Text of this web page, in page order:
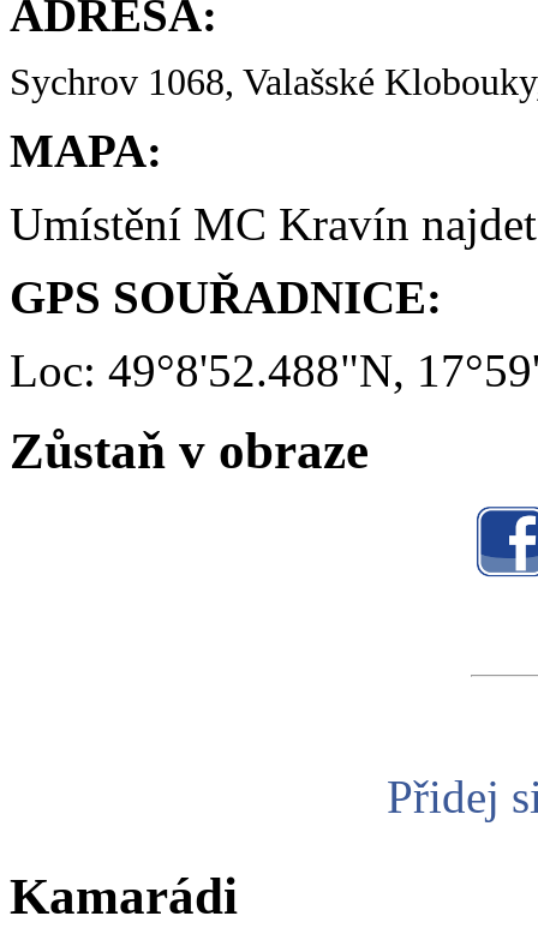
ADRESA:
Sychrov 1068, Valašské
MAPA:
Umístění MC Kravín
GPS SOUŘADNICE:
Loc: 49°8'52.488"N,
Zůstaň v obraze
Přidej
Kamarádi